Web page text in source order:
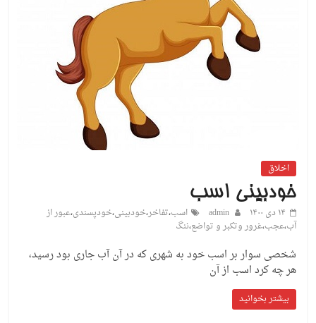
اخلاق
خودبینی اسب
۱۴ دی ۱۴۰۰ admin اسب،تفاخر،خودبینی،خودپسندی،عبور از
آب،عجب،غرور وتکبر و تواضع،ننگ
شخصی سوار بر اسب خود به شهری که در آن آب جاری بود رسید،
هر چه کرد اسب از آن
بیشتر بخوانید